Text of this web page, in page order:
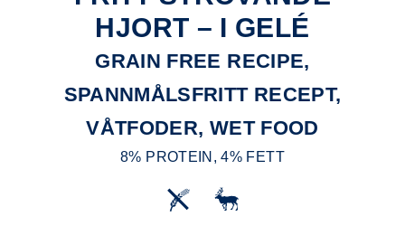
HJORT – I GELÉ
GRAIN FREE RECIPE,
SPANNMÅLSFRITT RECEPT,
VÅTFODER, WET FOOD
8% PROTEIN, 4% FETT